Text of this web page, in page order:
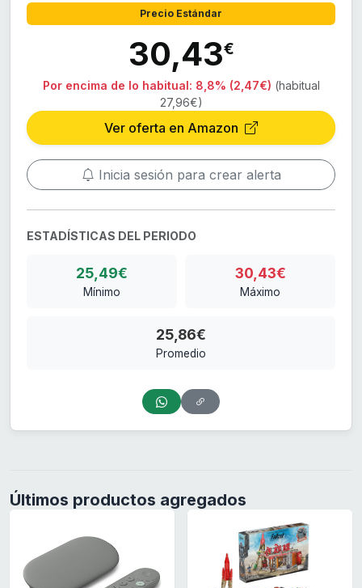
Precio Estándar
30,43€
Por encima de lo habitual: 8,8% (2,47€) (habitual
27,96€)
Ver oferta en Amazon
Inicia sesión para crear alerta
ESTADÍSTICAS DEL PERIODO
25,49€
Mínimo
30,43€
Máximo
25,86€
Promedio
Últimos productos agregados